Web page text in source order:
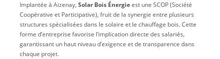
Implantée à Aizenay,Solar Bois Énergieest une SCOP (Société
Coopérative et Participative), fruit de la synergie entre plusieurs
structures spécialisées dans le solaire et le chauffage bois. Cette
forme d’entreprise favorise l’implication directe des salariés,
garantissant un haut niveau d’exigence et de transparence dans
chaque projet.